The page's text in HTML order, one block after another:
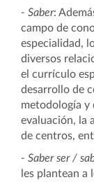
- Saber:
campo de
especialidad,
diversos
el currículo
desarrollo de
metodología y
evaluación, la
de centros,
- Saber ser /
les plantean